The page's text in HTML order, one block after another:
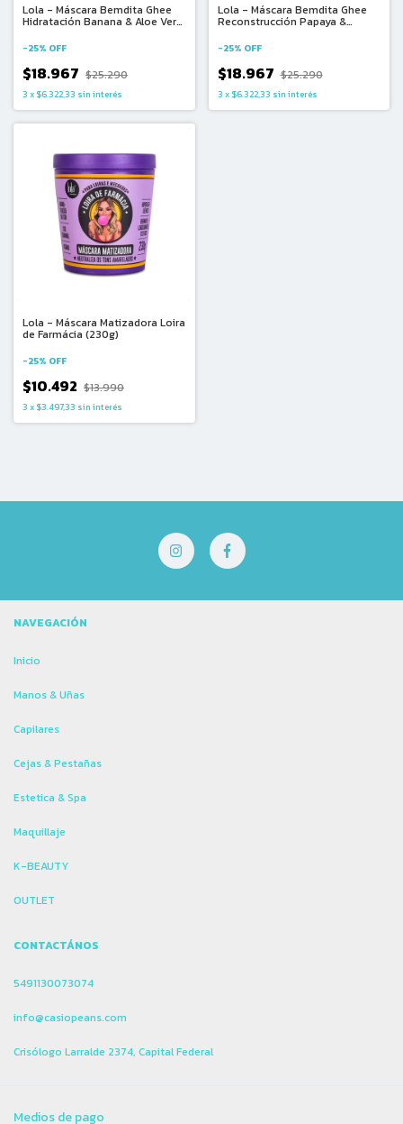
Lola - Máscara Bemdita Ghee
Hidratación Banana & Aloe Vera
-25% OFF
$18.967 $25.290
3 x $6.322,33 sin interés
Lola - Máscara Bemdita Ghee
Reconstrucción Papaya &
-25% OFF
$18.967 $25.290
3 x $6.322,33 sin interés
Lola - Máscara Matizadora Loira
de Farmácia (230g)
-25% OFF
$10.492 $13.990
3 x $3.497,33 sin interés
NAVEGACIÓN
Inicio
Manos & Uñas
Capilares
Cejas & Pestañas
Estetica & Spa
Maquillaje
K-BEAUTY
OUTLET
CONTACTÁNOS
5491130073074
info@casiopeans.com
Crisólogo Larralde 2374, Capital Federal
Medios de pago